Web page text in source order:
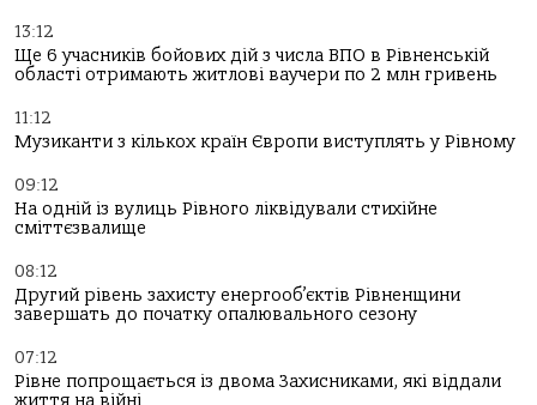
13:12
Ще 6 учасників бойових дій з числа ВПО в Рівненській
області отримають житлові ваучери по 2 млн гривень
11:12
Музиканти з кількох країн Європи виступлять у Рівному
09:12
На одній із вулиць Рівного ліквідували стихійне
сміттєзвалище
08:12
Другий рівень захисту енергооб’єктів Рівненщини
завершать до початку опалювального сезону
07:12
Рівне попрощається із двома Захисниками, які віддали